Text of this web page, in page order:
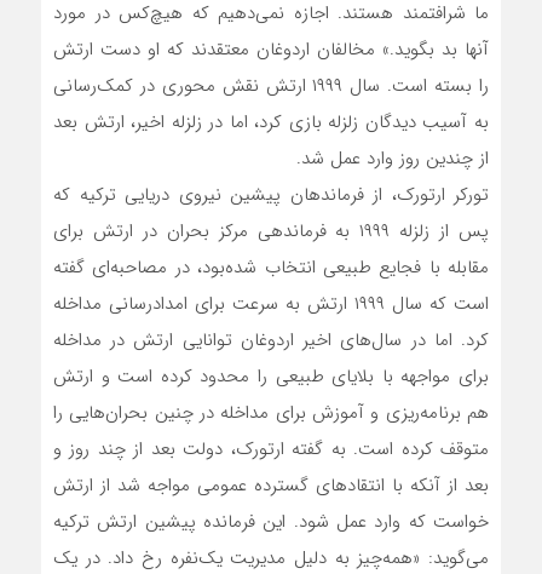
ما شرافتمند هستند. اجازه نمی‌دهیم که هیچ‌کس در مورد
آنها بد بگوید.» مخالفان اردوغان معتقدند که او دست ارتش
را بسته است. سال ۱۹۹۹ ارتش نقش محوری در کمک‌رسانی
به آسیب دیدگان زلزله بازی کرد، اما در زلزله اخیر، ارتش بعد
از چندین روز وارد عمل شد.
تورکر ارتورک، از فرماندهان پیشین نیروی دریایی ترکیه که
پس از زلزله ۱۹۹۹ به فرماندهی مرکز بحران در ارتش برای
مقابله با فجایع طبیعی انتخاب شده‌بود، در مصاحبه‌ای گفته
است که سال ۱۹۹۹ ارتش به سرعت برای امدادرسانی مداخله
کرد. اما در سال‌های اخیر اردوغان توانایی ارتش در مداخله
برای مواجهه با بلایای طبیعی را محدود کرده است و ارتش
هم برنامه‌ریزی و آموزش برای مداخله در چنین بحران‌هایی را
متوقف کرده است. به گفته ارتورک، دولت بعد از چند روز و
بعد از آنکه با انتقادهای گسترده عمومی مواجه شد از ارتش
خواست که وارد عمل شود. این فرمانده پیشین ارتش ترکیه
می‌گوید: «همه‌چیز به دلیل مدیریت یک‌نفره رخ داد. در یک